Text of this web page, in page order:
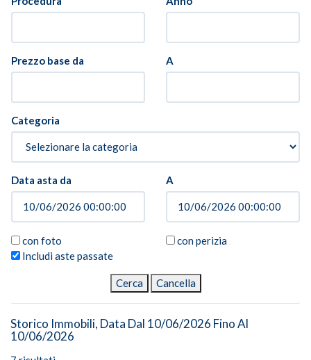
Contatti
Ufficio Relazioni con il Pubblico
Albi ed Elenchi
Avvisi e Pubblicazioni
I Servizi del Tribunale
Servizi per i cittadini
Servizi Civili ed Amministrativi
Servizi per le Imprese
Servizi Penali
Processo Civile Telematico
Tirocini Formativi
L’Ufficio per il processo – 5 anni di
Prezzo base da A
Categoria
Data asta da A
con foto
con perizia
Includi aste passate
Storico Immobili, Data Dal 10/06/2026 Fino Al
10/06/2026